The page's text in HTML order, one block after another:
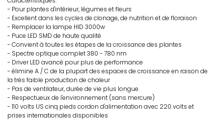
- Pour plantes d'intérieur, légumes et fleurs
- Excellent dans les cycles de clonage, de nutrition et de floraison
- Remplacer la lampe HID 3000w
- Puce LED SMD de haute qualité
- Convient à toutes les étapes de la croissance des plantes
- Spectre optique complet 380 - 780 nm
- Driver LED avancé pour plus de performance
- élimine A / C de la plupart des espaces de croissance en raison de
la très faible production de chaleur
- Pas de ventilateur, durée de vie plus longue.
- Respectueux de l'environnement (sans mercure)
- 110 volts US cinq pieds cordon d'alimentation avec 220 volts et
prises internationales disponibles